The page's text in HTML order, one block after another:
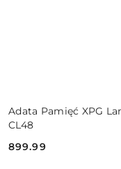
Adata Pamięć XPG
CL48
Cena:
899.99